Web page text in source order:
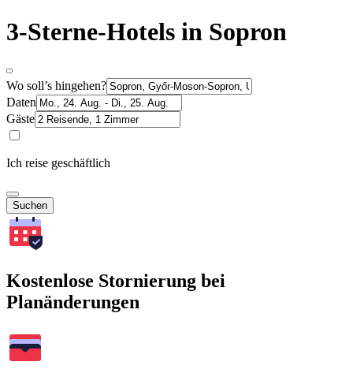
3-Sterne-Hotels in Sopron
Wo soll’s hingehen?
Daten
Gäste
Ich reise geschäftlich
Suchen
Kostenlose Stornierung bei
Planänderungen